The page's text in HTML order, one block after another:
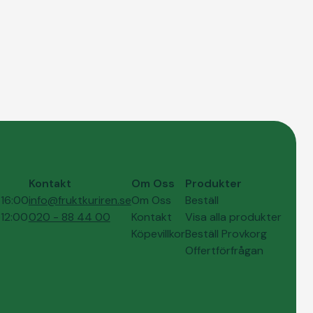
Kontakt
info@fruktkuriren.se
020 - 88 44 00
Om Oss
Om Oss
Kontakt
Köpevillkor
Produkter
Beställ
Visa alla produkter
Beställ Provkorg
Offertförfrågan